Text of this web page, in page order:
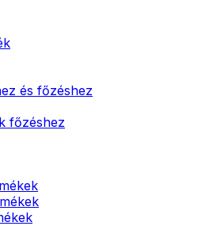
és főzéshez
főzéshez